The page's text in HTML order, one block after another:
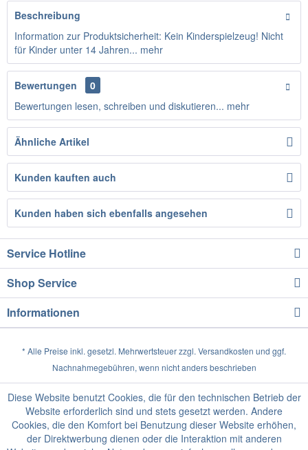
Beschreibung
Information zur Produktsicherheit: Kein Kinderspielzeug! Nicht
für Kinder unter 14 Jahren... mehr
Bewertungen
0
Bewertungen lesen, schreiben und diskutieren... mehr
Ähnliche Artikel
Kunden kauften auch
Kunden haben sich ebenfalls angesehen
Service Hotline
Shop Service
Informationen
* Alle Preise inkl. gesetzl. Mehrwertsteuer zzgl. Versandkosten und ggf.
Nachnahmegebühren, wenn nicht anders beschrieben
Diese Website benutzt Cookies, die für den technischen Betrieb der
Website erforderlich sind und stets gesetzt werden. Andere
Cookies, die den Komfort bei Benutzung dieser Website erhöhen,
der Direktwerbung dienen oder die Interaktion mit anderen